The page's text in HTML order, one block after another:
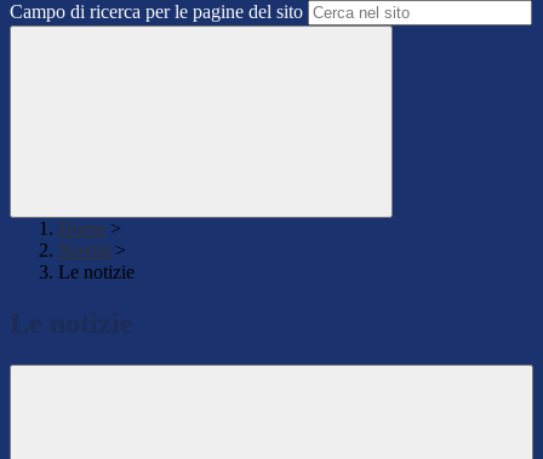
Campo di ricerca per le pagine del sito
Home >
Novità >
Le notizie
Le notizie